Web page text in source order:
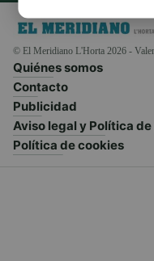
© El Meridiano L'Horta 2026 -
Quiénes somos
Contacto
Publicidad
Aviso legal y Política
Política de cookies